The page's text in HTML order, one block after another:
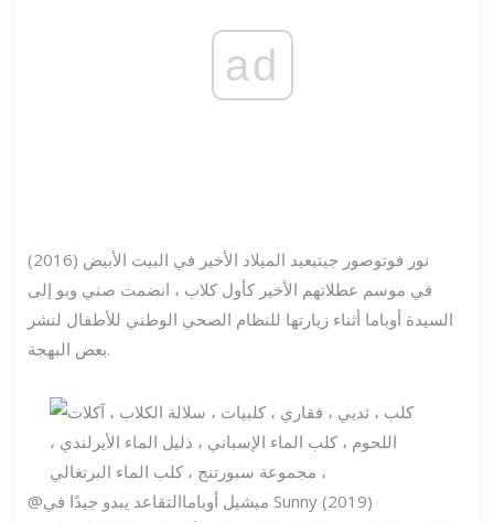
ad
نور فوتوصور جيتيعيد الميلاد الأخير في البيت الأبيض (2016)
في موسم عطلاتهم الأخير كأول كلاب ، انضمت صني وبو إلى
السيدة أوباما أثناء زيارتها للنظام الصحي الوطني للأطفال لنشر
بعض البهجة.
@ميشيل أوباما التقاعد يبدو جيدًا في Sunny (2019)